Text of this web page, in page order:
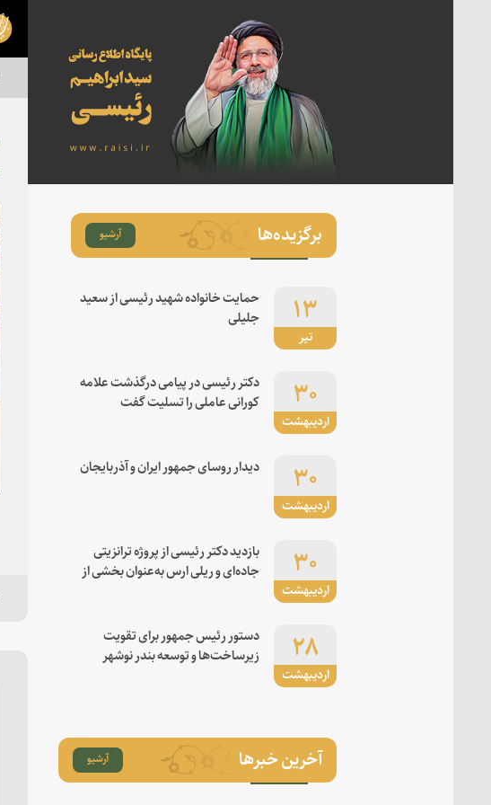
برگزیده‌ها آرشیو
تیر
۱۳
حمایت خانواده شهید رئیسی از سعید
جلیلی
اردیبهشت
۳۰
دکتر رئیسی در پیامی درگذشت علامه
کورانی عاملی را تسلیت گفت
اردیبهشت
۳۰ دیدار روسای جمهور ایران و آذربایجان
اردیبهشت
۳۰
بازدید دکتر رئیسی از پروژه ترانزیتی
جاده‌ای و ریلی ارس به‌عنوان بخشی از
اردیبهشت
۲۸
دستور رئیس جمهور برای تقویت
زیرساخت‌ها و توسعه بندر نوشهر
آخرین خبرها آرشیو